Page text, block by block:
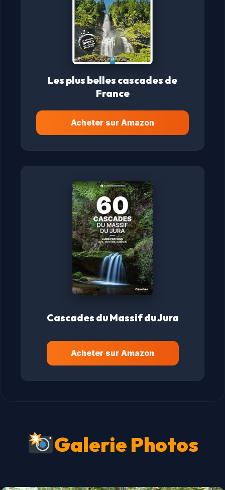
Les plus belles cascades de
France
Acheter sur Amazon
Cascades du Massif du Jura
Acheter sur Amazon
Galerie Photos